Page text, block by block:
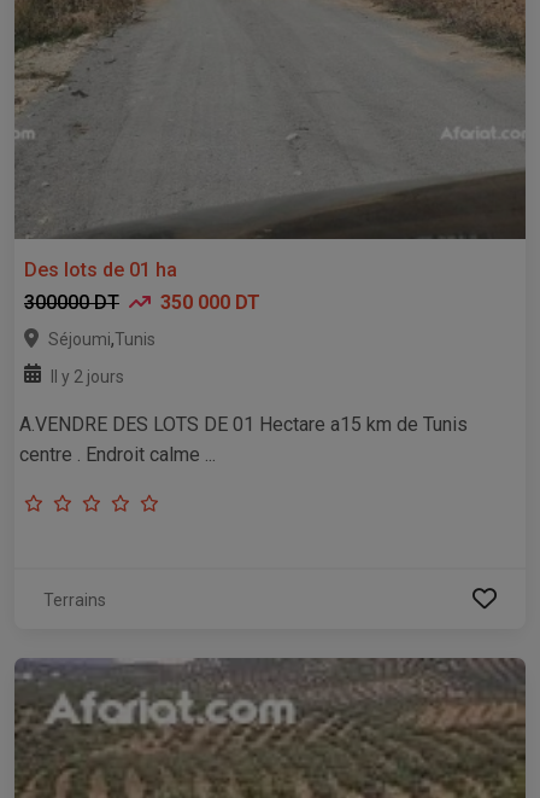
Des lots de 01 ha
300000 DT
350 000 DT
Séjoumi,Tunis
Il y 2 jours
A.VENDRE DES LOTS DE 01 Hectare a15 km de Tunis
centre . Endroit calme ...
Terrains